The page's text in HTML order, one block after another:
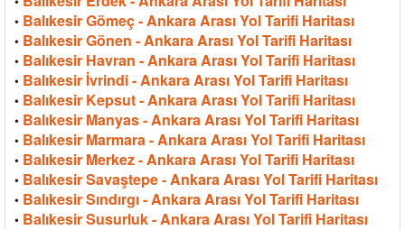
• Balıkesir Gömeç - Ankara Arası Yol Tarifi Haritası
• Balıkesir Gönen - Ankara Arası Yol Tarifi Haritası
• Balıkesir Havran - Ankara Arası Yol Tarifi Haritası
• Balıkesir İvrindi - Ankara Arası Yol Tarifi Haritası
• Balıkesir Kepsut - Ankara Arası Yol Tarifi Haritası
• Balıkesir Manyas - Ankara Arası Yol Tarifi Haritası
• Balıkesir Marmara - Ankara Arası Yol Tarifi Haritası
• Balıkesir Merkez - Ankara Arası Yol Tarifi Haritası
• Balıkesir Savaştepe - Ankara Arası Yol Tarifi Haritası
• Balıkesir Sındırgı - Ankara Arası Yol Tarifi Haritası
• Balıkesir Susurluk - Ankara Arası Yol Tarifi Haritası